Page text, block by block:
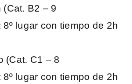
(Cat. B2 – 9
lugar con tiempo de 2h
(Cat. C1 – 8
lugar con tiempo de 2h